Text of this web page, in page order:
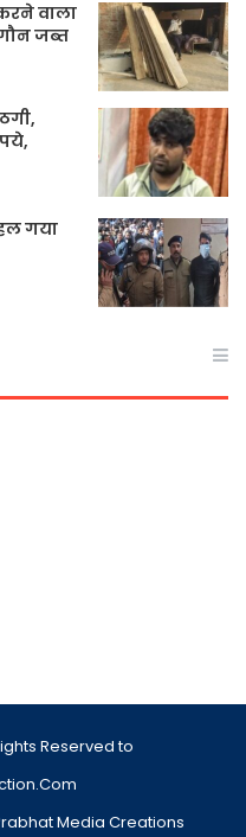
वाला
जब्त
गया
Reserved to
Media Creations